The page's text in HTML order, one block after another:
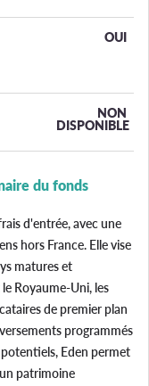
OUI
NON
DISPONIBLE
du fonds
d'entrée, avec une
hors France. Elle vise
matures et
Royaume-Uni, les
de premier plan
programmés
Eden permet
patrimoine